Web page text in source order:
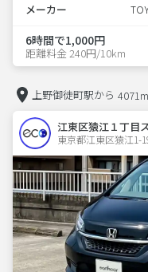
メーカー
6時間で1,000円
距離料金 240円/10km
上野御徒町駅から 4071m
江東区猿江１丁目
東京都江東区猿江1-